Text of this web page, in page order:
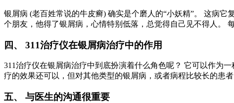
银屑病 (老百姓常说的牛皮癣) 确实是个磨人的“小妖精”。 这病
个朋友，他得了银屑病，心情特别低落，总觉得自己见不得人。
四、 311治疗仪在银屑病治疗中的作用
311治疗仪在银屑病治疗中到底扮演着什么角色呢？ 它可以作为
疗的效果还可以，但对其他类型的银屑病，或者病程比较长的患
五、 与医生的沟通很重要